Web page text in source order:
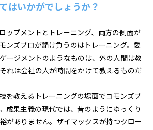
はいかがでしょうか？
ップメントとトレーニング、両方の側面が
ンズプロが請け負うのはトレーニング。愛
ージメントのようなものは、外の人間は教
れは会社の人が時間をかけて教えるものだ
を教えるトレーニングの場面でコモンズプ
成果主義の現代では、昔のようにゆっくり
がありません。ザイマックスが持つクロー